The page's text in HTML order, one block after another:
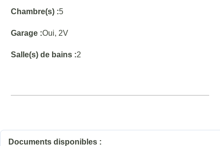
Chambre(s) :5
Garage :Oui, 2V
Salle(s) de bains :2
Documents disponibles :